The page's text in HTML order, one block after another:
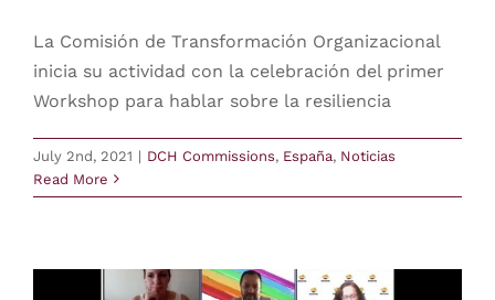
Europe
La Comisión de Transformación Organizacional
inicia su actividad con la celebración del primer
Workshop para hablar sobre la resiliencia
July 2nd, 2021 | DCH Commissions, España, Noticias
Read More